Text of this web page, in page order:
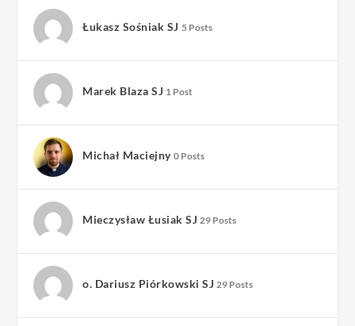
Łukasz Sośniak SJ 5 Posts
Marek Blaza SJ 1 Post
Michał Maciejny 0 Posts
Mieczysław Łusiak SJ 29 Posts
o. Dariusz Piórkowski SJ 29 Posts